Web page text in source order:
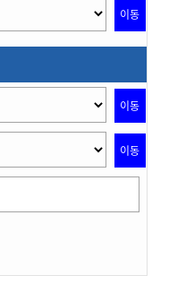
이동
이동
이동